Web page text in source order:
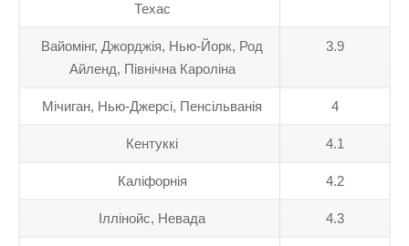
Техас
Вайомінг, Джорджія, Нью-Йорк, Род
Айленд, Північна Кароліна
3.9
Мічиган, Нью-Джерсі, Пенсільванія 4
Кентуккі 4.1
Каліфорнія 4.2
Іллінойс, Невада 4.3